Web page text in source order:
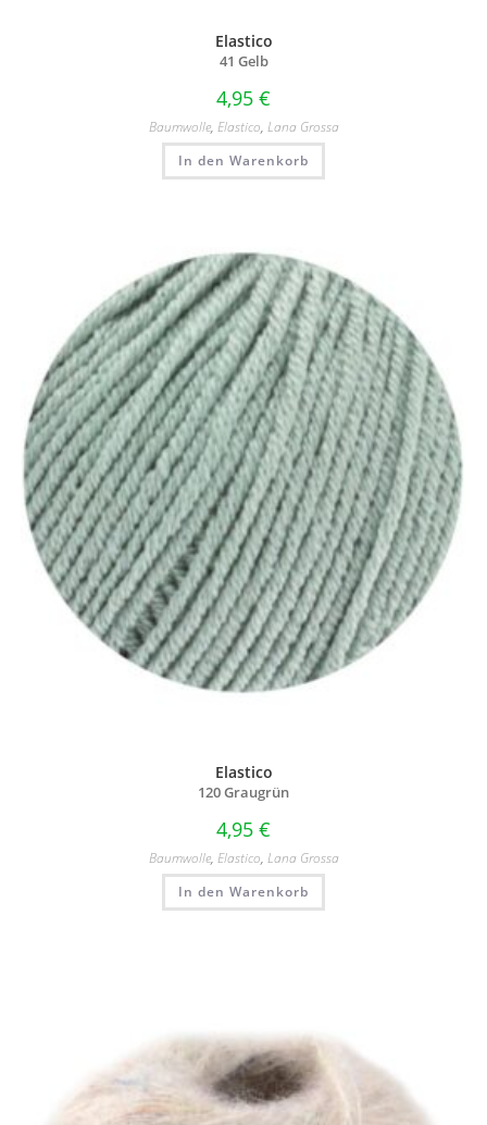
Elastico
41 Gelb
4,95 €
Baumwolle, Elastico, Lana Grossa
In den Warenkorb
Elastico
120 Graugrün
4,95 €
Baumwolle, Elastico, Lana Grossa
In den Warenkorb